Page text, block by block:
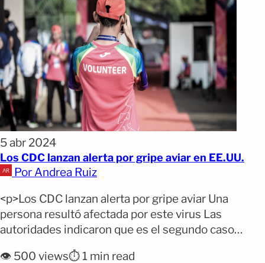
5 abr 2024
Los CDC lanzan alerta por gripe aviar en EE.UU.
Por Andrea Ruiz
<p>Los CDC lanzan alerta por gripe aviar Una
persona resultó afectada por este virus Las
autoridades indicaron que es el segundo caso
👁️ 500 views⏱️ 1 min read